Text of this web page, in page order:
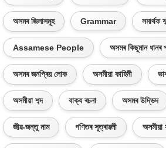
অসমৰ জিলাসমূহ Grammar সমাৰ্থক
Assamese People অসমৰ কিছুমান ধানৰ
অসমৰ জনপ্ৰিয় লোক অসমীয়া কাহিনী
অসমীয়া শব্দ বাক্য ৰচনা অসমৰ উদ্ভিদ
জীৱ-জন্তু নাম গণিতৰ সূত্ৰাৱলী অসমীয়া